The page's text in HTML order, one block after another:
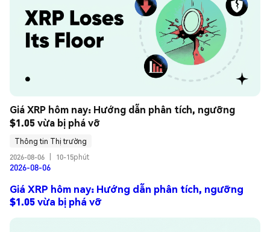
Giá XRP hôm nay: Hướng dẫn phân tích, ngưỡng
$1.05 vừa bị phá vỡ
Thông tin Thị trường
2026-08-06
10-15phút
2026-08-06
Giá XRP hôm nay: Hướng dẫn phân tích, ngưỡng
$1.05 vừa bị phá vỡ